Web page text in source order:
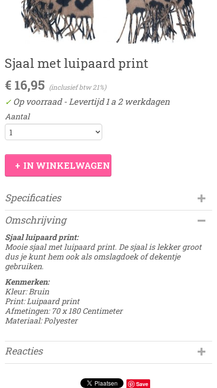
Sjaal met luipaard print
€ 16,95 (inclusief btw 21%)
✓ Op voorraad- Levertijd 1 a 2 werkdagen
Aantal
IN WINKELWAGEN
Specificaties
Productcode
BolDamesdingetjes-1
Omschrijving
Sjaal luipaard print:
Mooie sjaal met luipaard print. De sjaal is lekker groot
dus je kunt hem ook als omslagdoek of dekentje
gebruiken.
Kenmerken:
Kleur: Bruin
Print: Luipaard print
Afmetingen: 70 x 180 Centimeter
Materiaal: Polyester
Reacties
Save